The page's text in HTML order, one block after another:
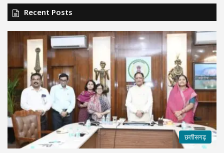
Recent Posts
छत्तीसगढ़